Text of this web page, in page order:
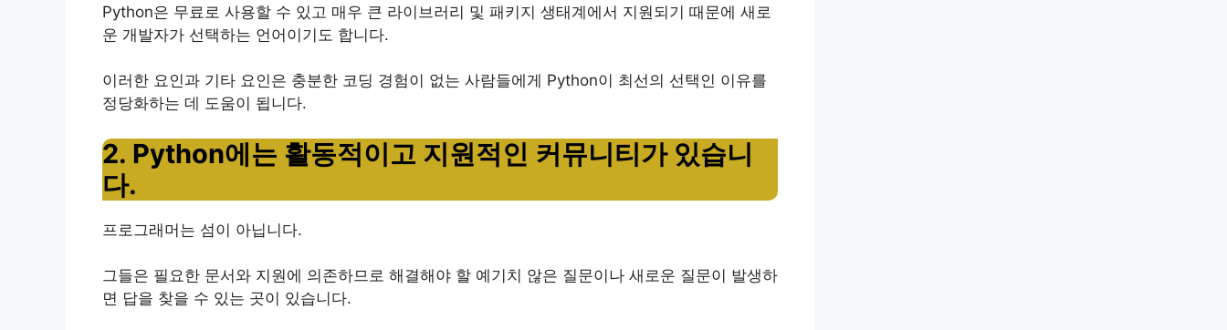
Python은 무료로 사용할 수 있고 매우 큰 라이브러리 및 패키지 생태계에서 지원되기 때문에 새로
운 개발자가 선택하는 언어이기도 합니다.
이러한 요인과 기타 요인은 충분한 코딩 경험이 없는 사람들에게 Python이 최선의 선택인 이유를
정당화하는 데 도움이 됩니다.
2. Python에는 활동적이고 지원적인 커뮤니티가 있습니
다.
프로그래머는 섬이 아닙니다.
그들은 필요한 문서와 지원에 의존하므로 해결해야 할 예기치 않은 질문이나 새로운 질문이 발생하
면 답을 찾을 수 있는 곳이 있습니다.